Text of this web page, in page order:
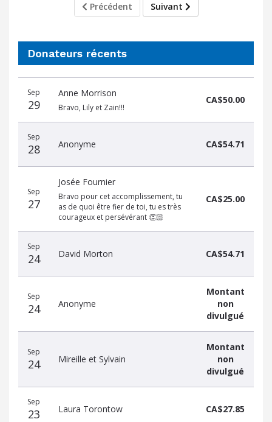
Précédent Suivant
Donateurs récents
récents
Sep
29
Anne Morrison
Bravo, Lily et Zain!!!
CA$50.00
Sep
28 Anonyme CA$54.71
Sep
27
Josée Fournier
Bravo pour cet accomplissement, tu
as de quoi être fier de toi, tu es très
courageux et persévérant 👏🏻
CA$25.00
Sep
24 David Morton CA$54.71
Sep
24 Anonyme
Montant
non
divulgué
Sep
24 Mireille et Sylvain
Montant
non
divulgué
Sep
23 Laura Torontow CA$27.85